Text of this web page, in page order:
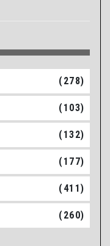
(278)
(103)
(132)
(177)
(411)
(260)